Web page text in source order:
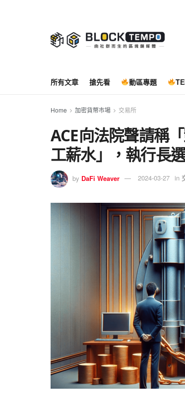
所有文章 搶先看 動區專題
Home 加密貨幣市場 交易所
ACE向法院聲請稱
工薪水」，執行長
by DaFi Weaver 2024-03-27 in